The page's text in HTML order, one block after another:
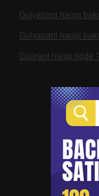
Gulyabani hangi
Gulyabani hangi
Guarani hangi ligde ?